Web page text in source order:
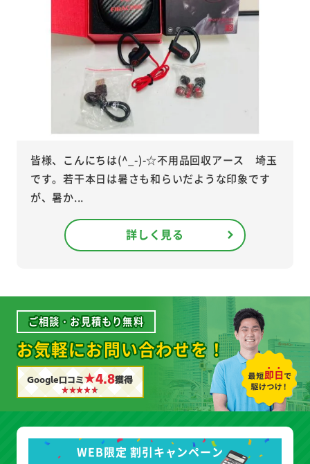
皆様、こんにちは(^_-)-☆不用品回収アース 埼玉
です。若干本日は暑さも和らいだような印象です
が、暑か...
詳しく見る
ご相談・お見積もり無料
お気軽にお問い合わせを！
Google口コミ★4.8獲得
WEB限定 割引キャンペーン